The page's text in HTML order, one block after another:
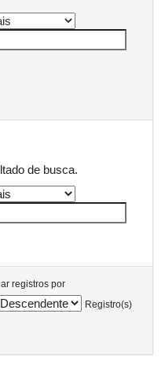
de busca.
registros por
Registro(s)